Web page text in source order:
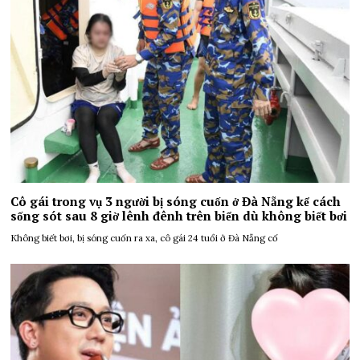
Cô gái trong vụ 3 người bị sóng cuốn ở Đà Nẵng kể cách
sống sót sau 8 giờ lênh đênh trên biển dù không biết bơi
Không biết bơi, bị sóng cuốn ra xa, cô gái 24 tuổi ở Đà Nẵng cố